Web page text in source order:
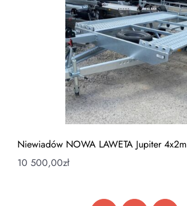
Niewiadów NOWA LAWETA Jupiter 4x2m
10 500,00zł